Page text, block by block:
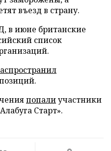
въезд в страну.
в июне британские
список
попалиучастники
Старт».